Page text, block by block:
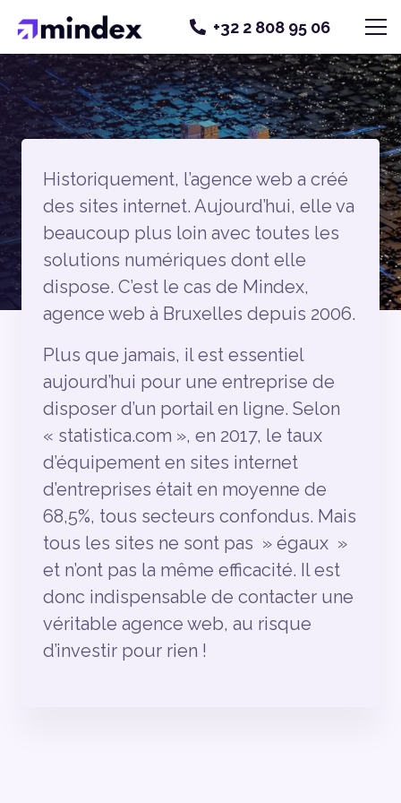
+32 2 808 95 06
AGENCE WEB À
BRUXELLES
Historiquement, l’agence web a créé
des sites internet. Aujourd’hui, elle va
beaucoup plus loin avec toutes les
solutions numériques dont elle
dispose. C’est le cas de Mindex,
agence web à Bruxelles depuis 2006.
Plus que jamais, il est essentiel
aujourd’hui pour une entreprise de
disposer d’un portail en ligne. Selon
« statistica.com », en 2017, le taux
d’équipement en sites internet
d’entreprises était en moyenne de
68,5%, tous secteurs confondus. Mais
tous les sites ne sont pas » égaux »
et n’ont pas la même efficacité. Il est
donc indispensable de contacter une
véritable agence web, au risque
d’investir pour rien !